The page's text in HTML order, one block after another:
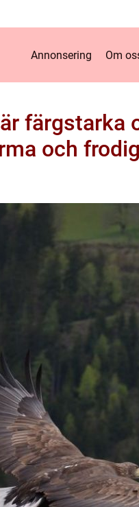
Annonsering Om
färgstarka
och